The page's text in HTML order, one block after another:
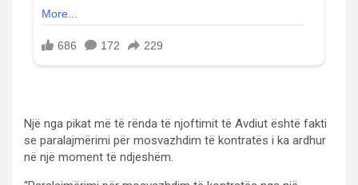
Një nga pikat më të rënda të njoftimit të Avdiut është fakti
se paralajmërimi për mosvazhdim të kontratës i ka ardhur
në një moment të ndjeshëm.